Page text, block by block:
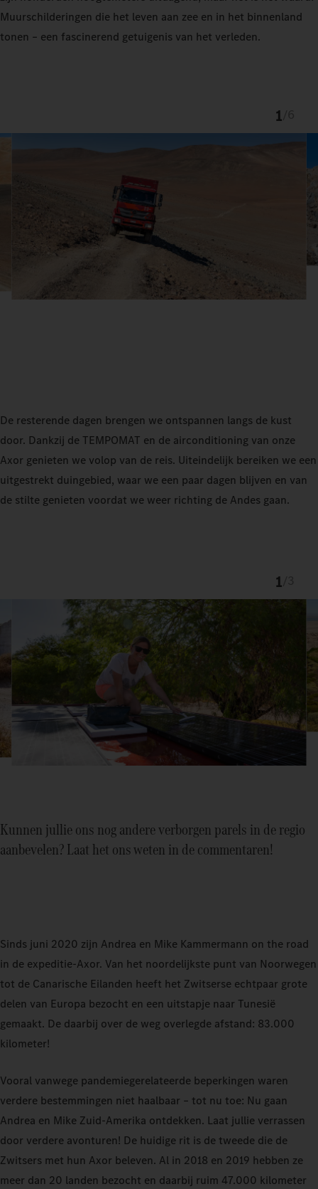
Muurschilderingen die het leven aan zee en in het binnenland
tonen – een fascinerend getuigenis van het verleden.
1
De resterende dagen brengen we ontspannen langs de kust
door. Dankzij de TEMPOMAT en de airconditioning van onze
Axor genieten we volop van de reis. Uiteindelijk bereiken we een
uitgestrekt duingebied, waar we een paar dagen blijven en van
de stilte genieten voordat we weer richting de Andes gaan.
1
Kunnen jullie ons nog andere verborgen parels in de regio
aanbevelen? Laat het ons weten in de commentaren!
Sinds juni 2020 zijn Andrea en Mike Kammermann on the road
in de expeditie‑Axor. Van het noordelijkste punt van Noorwegen
tot de Canarische Eilanden heeft het Zwitserse echtpaar grote
delen van Europa bezocht en een uitstapje naar Tunesië
gemaakt. De daarbij over de weg overlegde afstand: 83.000
kilometer!
Vooral vanwege pandemiegerelateerde beperkingen waren
verdere bestemmingen niet haalbaar – tot nu toe: Nu gaan
Andrea en Mike Zuid-Amerika ontdekken. Laat jullie verrassen
door verdere avonturen! De huidige rit is de tweede die de
Zwitsers met hun Axor beleven. Al in 2018 en 2019 hebben ze
meer dan 20 landen bezocht en daarbij ruim 47.000 kilometer